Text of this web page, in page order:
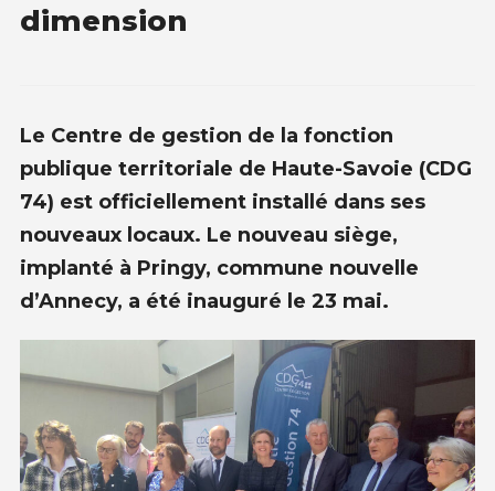
dimension
Le Centre de gestion de la fonction
publique territoriale de Haute-Savoie (CDG
74) est officiellement installé dans ses
nouveaux locaux. Le nouveau siège,
implanté à Pringy, commune nouvelle
d’Annecy, a été inauguré le 23 mai.